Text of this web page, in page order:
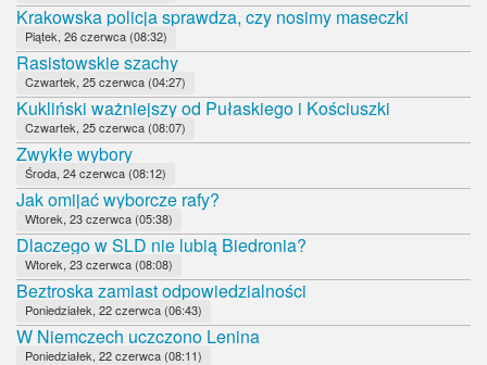
Krakowska policja sprawdza, czy nosimy maseczki
Piątek, 26 czerwca (08:32)
Rasistowskie szachy
Czwartek, 25 czerwca (04:27)
Kukliński ważniejszy od Pułaskiego i Kościuszki
Czwartek, 25 czerwca (08:07)
Zwykłe wybory
Środa, 24 czerwca (08:12)
Jak omijać wyborcze rafy?
Wtorek, 23 czerwca (05:38)
Dlaczego w SLD nie lubią Biedronia?
Wtorek, 23 czerwca (08:08)
Beztroska zamiast odpowiedzialności
Poniedziałek, 22 czerwca (06:43)
W Niemczech uczczono Lenina
Poniedziałek, 22 czerwca (08:11)